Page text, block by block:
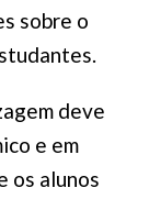
sobre o
deve
e em
os alunos